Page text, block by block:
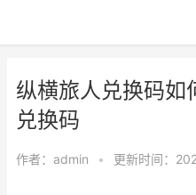
纵横旅人兑换码如
兑换码
作者： admin • 更新时间：